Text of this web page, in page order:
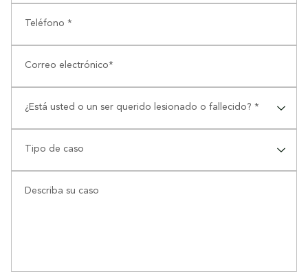
Teléfono *
Correo electrónico*
⠀
¿Está usted o un ser querido lesionado o fallecido? *
⠀Tipo de caso
Describa su caso